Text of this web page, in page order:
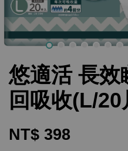
悠適活 長效
回吸收(L/20
NT$ 398